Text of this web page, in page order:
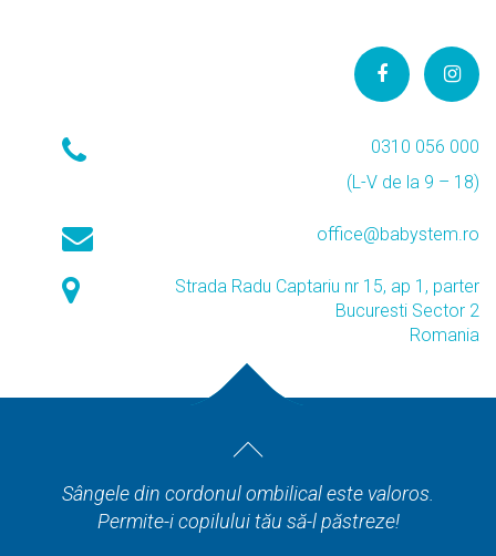
0310 056 000
(L-V de la 9 – 18)
office@babystem.ro
Strada Radu Captariu nr 15, ap 1, parter
Bucuresti Sector 2
Romania
Sângele din cordonul ombilical este valoros.
Permite-i copilului tău să-l păstreze!